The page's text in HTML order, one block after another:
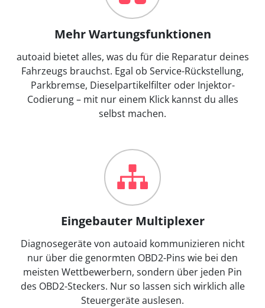
Mehr Wartungsfunktionen
autoaid bietet alles, was du für die Reparatur deines
Fahrzeugs brauchst. Egal ob Service-Rückstellung,
Parkbremse, Dieselpartikelfilter oder Injektor-
Codierung – mit nur einem Klick kannst du alles
selbst machen.
Eingebauter Multiplexer
Diagnosegeräte von autoaid kommunizieren nicht
nur über die genormten OBD2-Pins wie bei den
meisten Wettbewerbern, sondern über jeden Pin
des OBD2-Steckers. Nur so lassen sich wirklich alle
Steuergeräte auslesen.